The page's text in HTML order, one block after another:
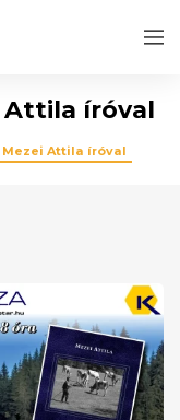
Attila íróval
Attila íróval